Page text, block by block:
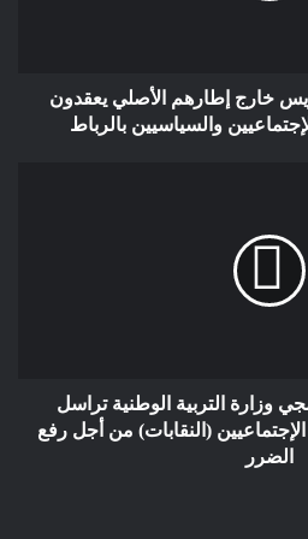
الذي يجب طرحه ،هل
بإمكاننا استرجاع هذه الأموال إلى
خارج إطارهم الأصلي يعقدون
والسياسيين بالرباط
وزارة التربية الوطنية تراسل
(النقابات) من أجل رفع
الضرر